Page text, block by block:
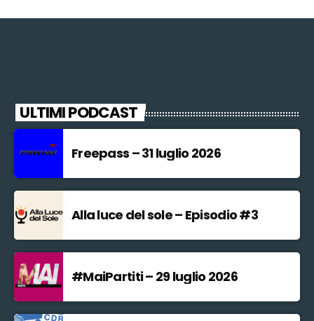
ULTIMI PODCAST
Freepass – 31 luglio 2026
Alla luce del sole – Episodio #3
#MaiPartiti – 29 luglio 2026